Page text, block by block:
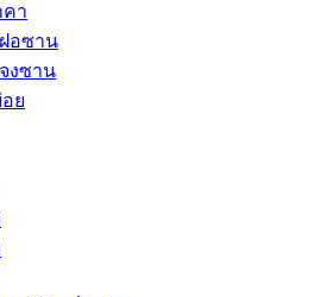
คา
อซาน
งซาน
ย